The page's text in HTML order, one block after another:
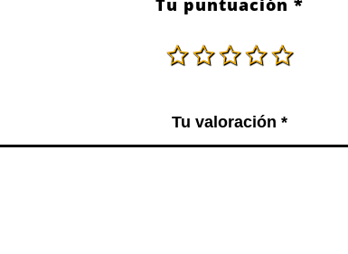
Tu puntuación *
Tu valoración*